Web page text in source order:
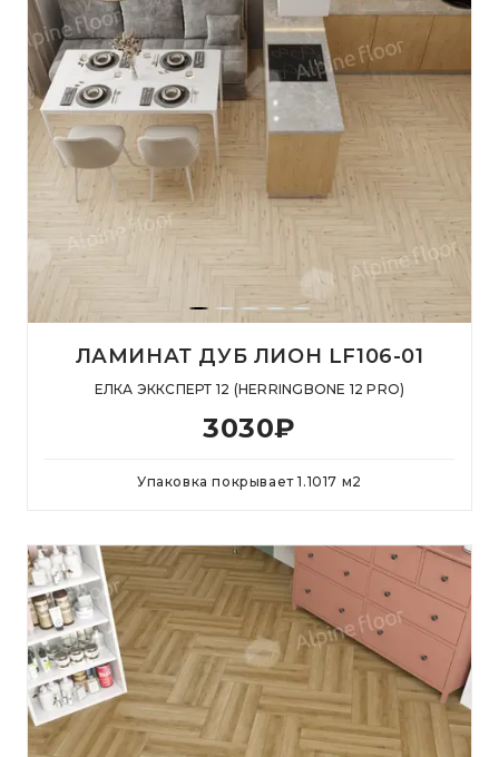
ЛАМИНАТ ДУБ ЛИОН LF106-01
ЕЛКА ЭККСПЕРТ 12 (HERRINGBONE 12 PRO)
3030₽
Упаковка покрывает1.1017 м2